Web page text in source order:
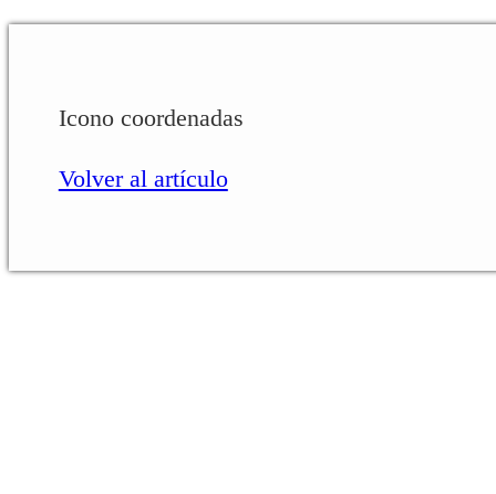
Icono coordenadas
Volver al artículo